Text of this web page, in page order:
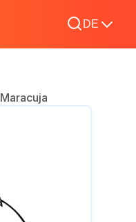
DE
Maracuja